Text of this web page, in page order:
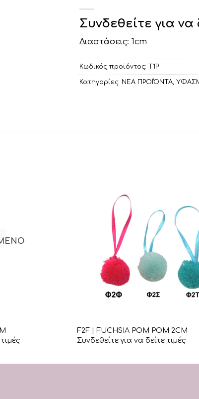
Συνδεθείτε για να
Διαστάσεις: 1cm
Κωδικός προϊόντος: Τ1Ρ
Κατηγορίες: ΝΕΑ ΠΡΟΪΌΝΤΑ,
F2F | FUCHSIA POM POM 2CM
Συνδεθείτε για να δείτε τιμές